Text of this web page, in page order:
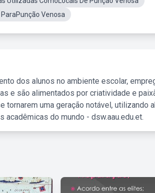
ParaPunção Venosa
dos alunos no ambiente escolar,
e são alimentados por criatividade e
uma geração notável, utilizando
do mundo - dsw.aau.edu.et.